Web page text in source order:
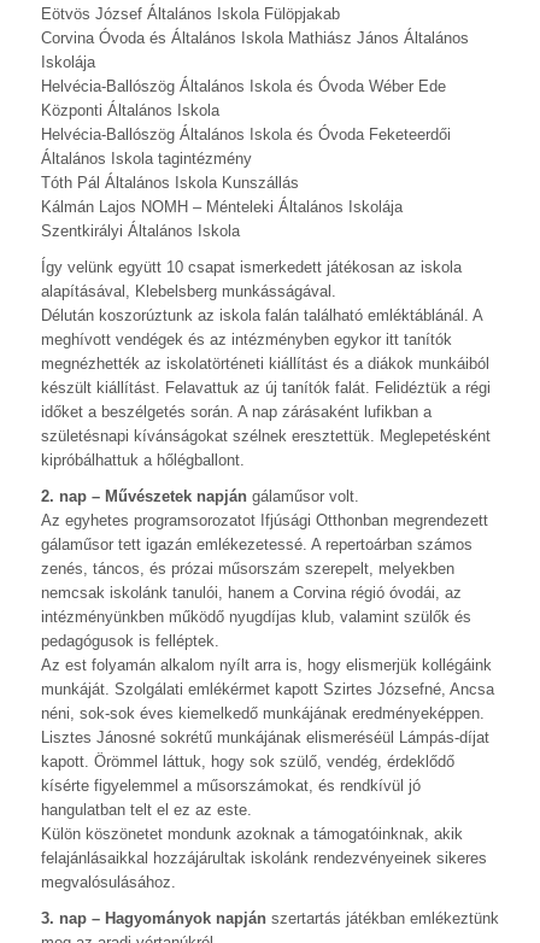
Eötvös József Általános Iskola Fülöpjakab
Corvina Óvoda és Általános Iskola Mathiász János Általános
Iskolája
Helvécia-Ballószög Általános Iskola és Óvoda Wéber Ede
Központi Általános Iskola
Helvécia-Ballószög Általános Iskola és Óvoda Feketeerdői
Általános Iskola tagintézmény
Tóth Pál Általános Iskola Kunszállás
Kálmán Lajos NOMH – Ménteleki Általános Iskolája
Szentkirályi Általános Iskola
Így velünk együtt 10 csapat ismerkedett játékosan az iskola
alapításával, Klebelsberg munkásságával.
Délután koszorúztunk az iskola falán található emléktáblánál. A
meghívott vendégek és az intézményben egykor itt tanítók
megnézhették az iskolatörténeti kiállítást és a diákok munkáiból
készült kiállítást. Felavattuk az új tanítók falát. Felidéztük a régi
időket a beszélgetés során. A nap zárásaként lufikban a
születésnapi kívánságokat szélnek eresztettük. Meglepetésként
kipróbálhattuk a hőlégballont.
2. nap – Művészetek napján gálaműsor volt.
Az egyhetes programsorozatot Ifjúsági Otthonban megrendezett
gálaműsor tett igazán emlékezetessé. A repertoárban számos
zenés, táncos, és prózai műsorszám szerepelt, melyekben
nemcsak iskolánk tanulói, hanem a Corvina régió óvodái, az
intézményünkben működő nyugdíjas klub, valamint szülők és
pedagógusok is felléptek.
Az est folyamán alkalom nyílt arra is, hogy elismerjük kollégáink
munkáját. Szolgálati emlékérmet kapott Szirtes Józsefné, Ancsa
néni, sok-sok éves kiemelkedő munkájának eredményeképpen.
Lisztes Jánosné sokrétű munkájának elismeréséül Lámpás-díjat
kapott. Örömmel láttuk, hogy sok szülő, vendég, érdeklődő
kísérte figyelemmel a műsorszámokat, és rendkívül jó
hangulatban telt el ez az este.
Külön köszönetet mondunk azoknak a támogatóinknak, akik
felajánlásaikkal hozzájárultak iskolánk rendezvényeinek sikeres
megvalósulásához.
3. nap – Hagyományok napján szertartás játékban emlékeztünk